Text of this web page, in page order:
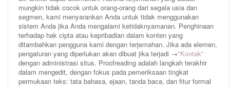
mungkin tidak cocok untuk orang-orang dari segala usia dan
segmen, kami menyarankan Anda untuk tidak menggunakan
sistem Anda jika Anda mengalami ketidaknyamanan. Penghinaan
terhadap hak cipta atau kepribadian dalam konten yang
ditambahkan pengguna kami dengan terjemahan. Jika ada elemen,
pengaturan yang diperlukan akan dibuat jika terjadi →"Kontak"
dengan administrasi situs. Proofreading adalah langkah terakhir
dalam mengedit, dengan fokus pada pemeriksaan tingkat
permukaan teks: tata bahasa, ejaan, tanda baca, dan fitur formal